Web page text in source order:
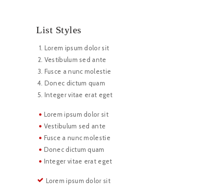
List Styles
Lorem ipsum dolor sit
Vestibulum sed ante
Fusce a nunc molestie
Donec dictum quam
Integer vitae erat eget
Lorem ipsum dolor sit
Vestibulum sed ante
Fusce a nunc molestie
Donec dictum quam
Integer vitae erat eget
Lorem ipsum dolor sit